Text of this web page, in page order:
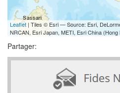
Leaflet | Tiles © Esri — Source: Esri,
NRCAN, Esri Japan, METI, Esri China
Partager: